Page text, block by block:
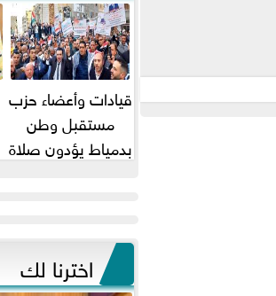
قيادات وأعضاء حزب
مستقبل وطن
بدمياط يؤدون صلاة
اخترنا لك